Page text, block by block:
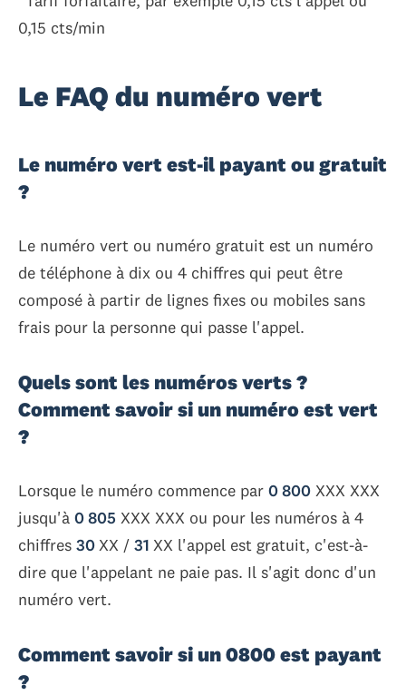
0,15 cts/min
Le FAQ du numéro vert
Le numéro vert est-il payant ou gratuit
?
Le numéro vert ou numéro gratuit est un numéro
de téléphone à dix ou 4 chiffres qui peut être
composé à partir de lignes fixes ou mobiles sans
frais pour la personne qui passe l'appel.
Quels sont les numéros verts ?
Comment savoir si un numéro est vert
?
Lorsque le numéro commence par 0 800 XXX XXX
jusqu'à 0 805 XXX XXX ou pour les numéros à 4
chiffres 30XX / 31 XX l'appel est gratuit, c'est-à-
dire que l'appelant ne paie pas. Il s'agit donc d'un
numéro vert.
Comment savoir si un 0800 est payant
?